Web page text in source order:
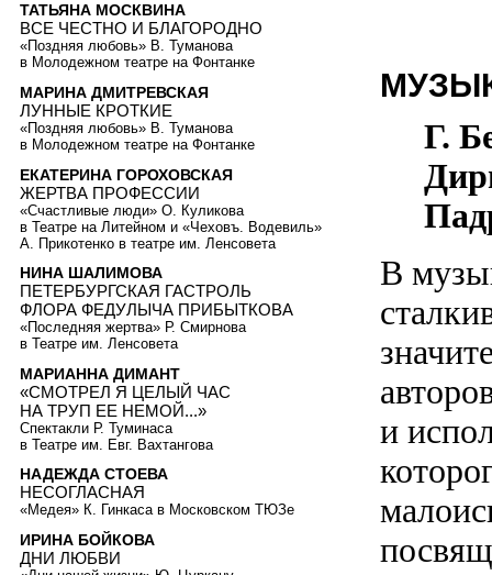
Г.
В
и
ТАТЬЯНА МОСКВИНА
ВСЕ ЧЕСТНО И БЛАГОРОДНО
«Поздняя любовь» В. Туманова
в Молодежном театре на Фонтанке
МАРИНА ДМИТРЕВСКАЯ
ЛУННЫЕ КРОТКИЕ
«Поздняя любовь» В. Туманова
в Молодежном театре на Фонтанке
ЕКАТЕРИНА ГОРОХОВСКАЯ
ЖЕРТВА ПРОФЕССИИ
«Счастливые люди» О. Куликова
в Театре на Литейном и «Чеховъ. Водевиль»
А. Прикотенко в театре им. Ленсовета
НИНА ШАЛИМОВА
ПЕТЕРБУРГСКАЯ ГАСТРОЛЬ
ФЛОРА ФЕДУЛЫЧА ПРИБЫТКОВА
«Последняя жертва» Р. Смирнова
в Театре им. Ленсовета
МАРИАННА ДИМАНТ
«СМОТРЕЛ Я ЦЕЛЫЙ ЧАС
НА ТРУП ЕЕ НЕМОЙ...»
Спектакли Р. Туминаса
в Театре им. Евг. Вахтангова
НАДЕЖДА СТОЕВА
НЕСОГЛАСНАЯ
«Медея» К. Гинкаса в Московском ТЮЗе
ИРИНА БОЙКОВА
ДНИ ЛЮБВИ